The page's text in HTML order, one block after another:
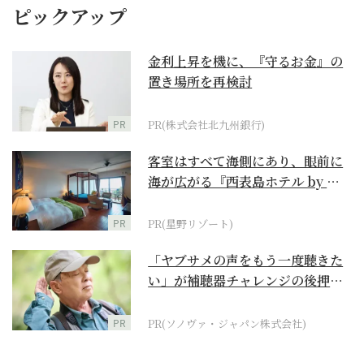
ピックアップ
PR
金利上昇を機に、『守るお金』の
置き場所を再検討
PR(株式会社北九州銀行)
PR
客室はすべて海側にあり、眼前に
海が広がる『西表島ホテル by 星
PR(星野リゾート)
PR
「ヤブサメの声をもう一度聴きた
い」が補聴器チャレンジの後押し
PR(ソノヴァ・ジャパン株式会社)